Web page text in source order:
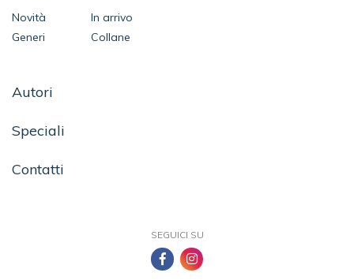
Novità
In arrivo
Generi
Collane
Autori
Speciali
Contatti
SEGUICI SU